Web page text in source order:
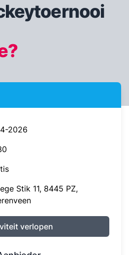
2026
Stik 11, 8445 PZ,
verlopen